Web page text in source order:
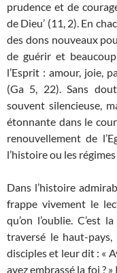
prudence et de
de Dieu’ (11, 2). En
des dons nouveaux
de guérir et
l’Esprit : amour, joie,
(Ga 5, 22). Sans
souvent silencieuse,
étonnante dans le
renouvellement de
l’histoire ou les
Dans l’histoire
frappe vivement le
qu’on l’oublie. C’est
traversé le haut-
disciples et leur dit : «
avez embrassé la foi ?